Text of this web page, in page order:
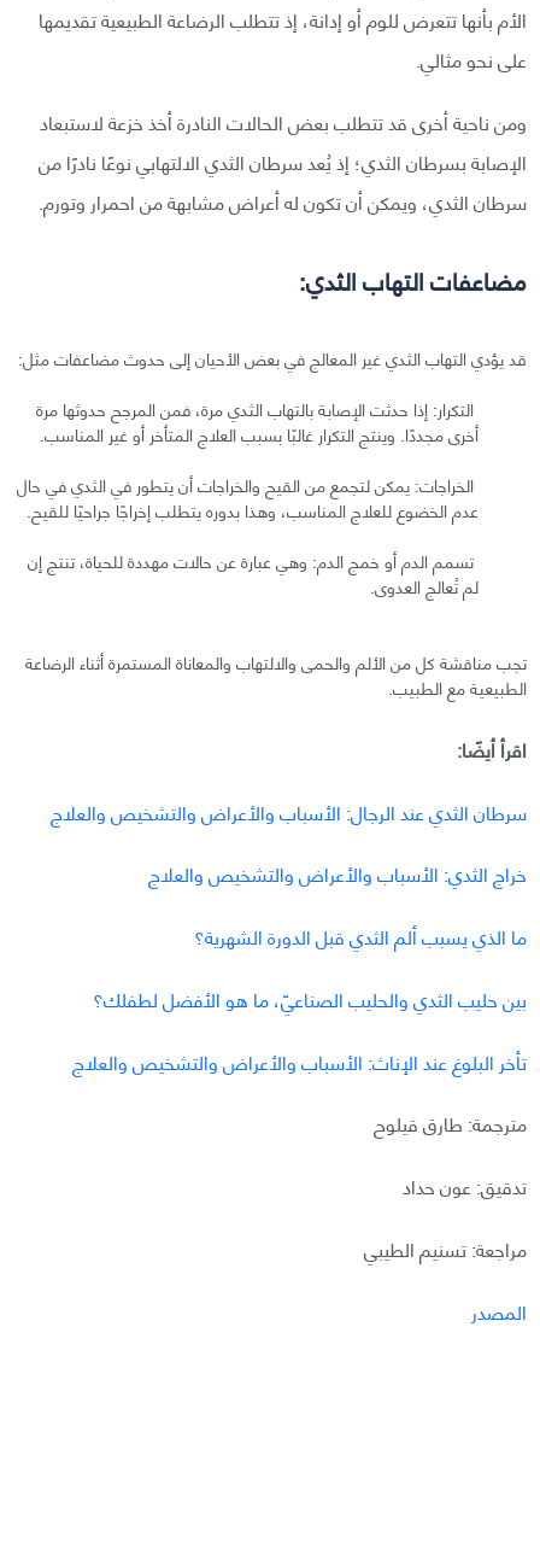
الأم بأنها تتعرض للوم أو إدانة، إذ تتطلب الرضاعة الطبيعية تقديمها
على نحو مثالي.
ومن ناحية أخرى قد تتطلب بعض الحالات النادرة أخذ خزعة لاستبعاد
الإصابة بسرطان الثدي؛ إذ يُعد سرطان الثدي الالتهابي نوعًا نادرًا من
سرطان الثدي، ويمكن أن تكون له أعراض مشابهة من احمرار وتورم.
مضاعفات التهاب الثدي:
قد يؤدي التهاب الثدي غير المعالج في بعض الأحيان إلى حدوث مضاعفات مثل:
التكرار: إذا حدثت الإصابة بالتهاب الثدي مرة، فمن المرجح حدوثها مرة
أخرى مجددًا. وينتج التكرار غالبًا بسبب العلاج المتأخر أو غير المناسب.
الخراجات: يمكن لتجمع من القيح والخراجات أن يتطور في الثدي في حال
عدم الخضوع للعلاج المناسب، وهذا بدوره يتطلب إخراجًا جراحيًا للقيح.
تسمم الدم أو خمج الدم: وهي عبارة عن حالات مهددة للحياة، تنتج إن
لم تُعالج العدوى.
تجب مناقشة كل من الألم والحمى والالتهاب والمعاناة المستمرة أثناء الرضاعة
الطبيعية مع الطبيب.
اقرأ أيضًا:
سرطان الثدي عند الرجال: الأسباب والأعراض والتشخيص والعلاج
خراج الثدي: الأسباب والأعراض والتشخيص والعلاج
ما الذي يسبب ألم الثدي قبل الدورة الشهرية؟
بين حليب الثدي والحليب الصناعيّ، ما هو الأفضل لطفلك؟
تأخر البلوغ عند الإناث: الأسباب والأعراض والتشخيص والعلاج
مترجمة: طارق قيلوح
تدقيق: عون حداد
مراجعة: تسنيم الطيبي
المصدر